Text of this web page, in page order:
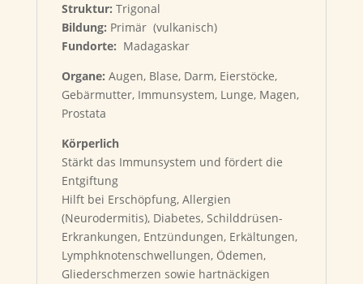
Struktur: Trigonal
Bildung: Primär (vulkanisch)
Fundorte: Madagaskar
Organe: Augen, Blase, Darm, Eierstöcke,
Gebärmutter, Immunsystem, Lunge, Magen,
Prostata
Körperlich
Stärkt das Immunsystem und fördert die
Entgiftung
Hilft bei Erschöpfung, Allergien
(Neurodermitis), Diabetes, Schilddrüsen-
Erkrankungen, Entzündungen, Erkältungen,
Lymphknotenschwellungen, Ödemen,
Gliederschmerzen sowie hartnäckigen